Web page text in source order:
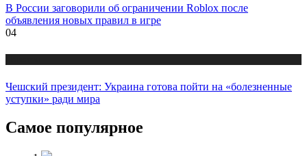
В России заговорили об ограничении Roblox после
объявления новых правил в игре
04
Чешский президент: Украина готова пойти на «болезненные
уступки» ради мира
Самое популярное